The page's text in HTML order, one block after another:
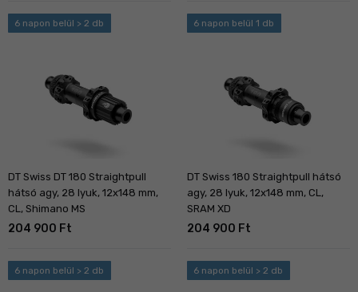
6 napon belül > 2 db
DT Swiss DT 180 Straightpull
hátsó agy, 28 lyuk, 12x148 mm,
CL, Shimano MS
204 900 Ft
6 napon belül 1 db
DT Swiss 180 Straightpull hátsó
agy, 28 lyuk, 12x148 mm, CL,
SRAM XD
204 900 Ft
6 napon belül > 2 db 6 napon belül > 2 db